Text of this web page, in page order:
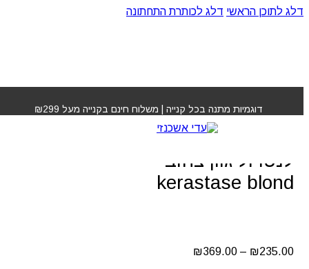
דלג לתוכן הראשי דלג לכותרת התחתונה
דוגמיות מתנה בכל קנייה | משלוח חינם בקנייה מעל ₪299
kerastase blond
מסכה אולטרה ויולט
לנטרול גוון צהוב
kerastase blond
₪235.00
–
₪369.00